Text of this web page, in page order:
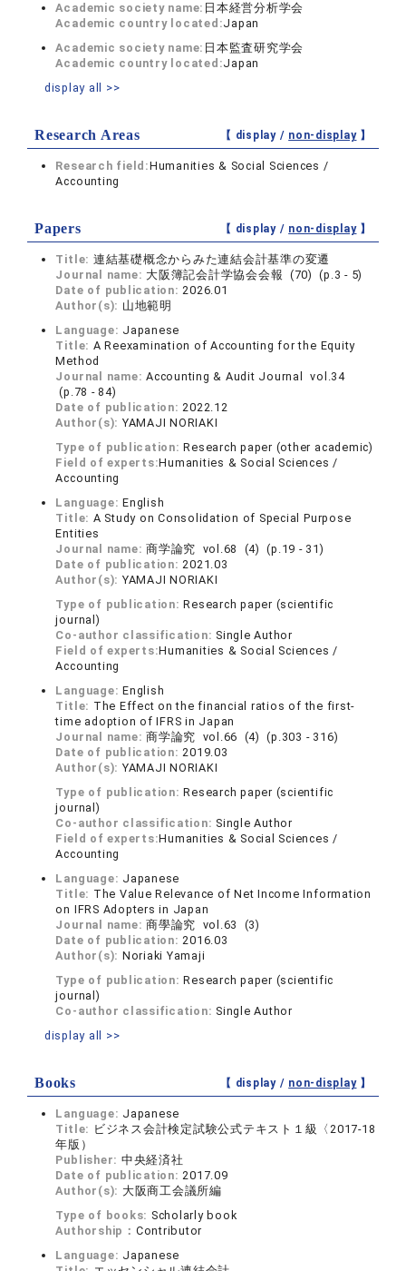
Academic society name: 日本経営分析学会
Academic country located:Japan
Academic society name: 日本監査研究学会
Academic country located:Japan
display all >>
Research Areas 【 display / non-display】
Research field:Humanities & Social Sciences /
Accounting
Papers 【 display / non-display】
Title: 連結基礎概念からみた連結会計基準の変遷
Journal name: 大阪簿記会計学協会会報 (70) (p.3 - 5)
Date of publication:2026.01
Author(s): 山地範明
Language: Japanese
Title: A Reexamination of Accounting for the Equity
Method
Journal name:Accounting & Audit Journal vol.34
(p.78 - 84)
Date of publication:2022.12
Author(s): YAMAJI NORIAKI
Type of publication:Research paper (other academic)
Field of experts:Humanities & Social Sciences /
Accounting
Language:English
Title: A Study on Consolidation of Special Purpose
Entities
Journal name:商学論究 vol.68 (4) (p.19 - 31)
Date of publication:2021.03
Author(s): YAMAJI NORIAKI
Type of publication:Research paper (scientific
journal)
Co-author classification: Single Author
Field of experts:Humanities & Social Sciences /
Accounting
Language:English
Title: The Effect on the financial ratios of the first-
time adoption of IFRS in Japan
Journal name:商学論究 vol.66 (4) (p.303 - 316)
Date of publication:2019.03
Author(s): YAMAJI NORIAKI
Type of publication:Research paper (scientific
journal)
Co-author classification: Single Author
Field of experts:Humanities & Social Sciences /
Accounting
Language: Japanese
Title: The Value Relevance of Net Income Information
on IFRS Adopters in Japan
Journal name:商學論究 vol.63 (3)
Date of publication:2016.03
Author(s): Noriaki Yamaji
Type of publication:Research paper (scientific
journal)
Co-author classification: Single Author
display all >>
Books 【 display / non-display】
Language: Japanese
Title: ビジネス会計検定試験公式テキスト１級〈2017-18
年版）
Publisher: 中央経済社
Date of publication:2017.09
Author(s): 大阪商工会議所編
Type of books: Scholarly book
Authorship： Contributor
Language: Japanese